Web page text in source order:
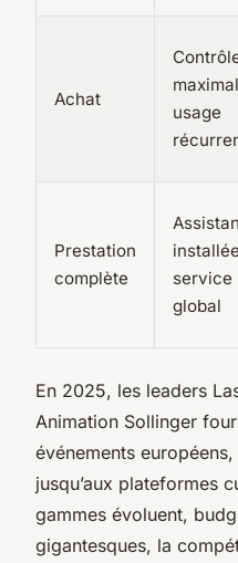
Achat
usage
Prestation
complète
service
global
En 2025, les leaders
Animation Sollinger
événements
jusqu’aux plateformes
gammes évoluent,
gigantesques, la